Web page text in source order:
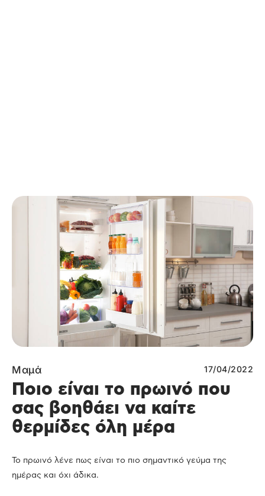
Μαμά 17/04/2022
Ποιο είναι το πρωινό που
σας βοηθάει να καίτε
θερμίδες όλη μέρα
Το πρωινό λένε πως είναι το πιο σημαντικό γεύμα της
ημέρας και όχι άδικα.